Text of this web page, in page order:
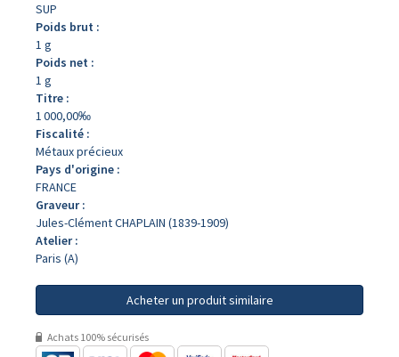
SUP
Poids brut :
1 g
Poids net :
1 g
Titre :
1 000,00‰
Fiscalité :
Métaux précieux
Pays d'origine :
FRANCE
Graveur :
Jules-Clément CHAPLAIN (1839-1909)
Atelier :
Paris (A)
Acheter un produit similaire
Achats 100% sécurisés